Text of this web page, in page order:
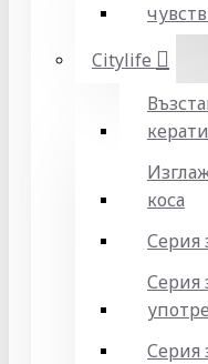
Citylife
коса
Серия
Серия
Серия